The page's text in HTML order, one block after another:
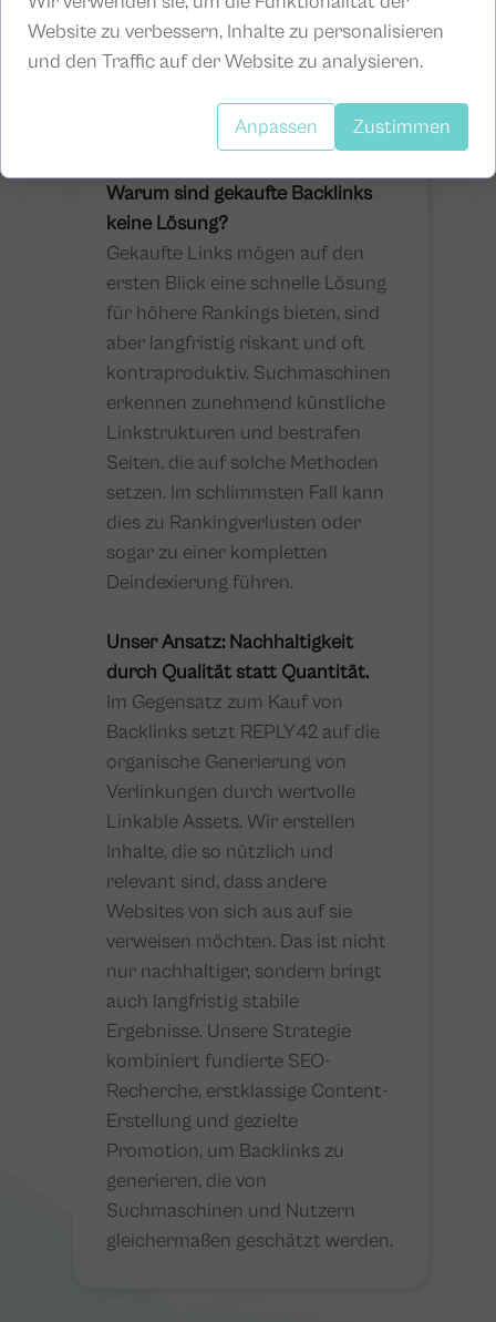
Sichtbarkeit, sondern ziehen
auch qualifizierten Traffic an, da
sie meist von relevanten und
themenverwandten Seiten
Warum sind gekaufte Backlinks
keine Lösung?
Gekaufte Links mögen auf den
ersten Blick eine schnelle Lösung
für höhere Rankings bieten, sind
aber langfristig riskant und oft
kontraproduktiv. Suchmaschinen
erkennen zunehmend künstliche
Linkstrukturen und bestrafen
Seiten, die auf solche Methoden
setzen. Im schlimmsten Fall kann
dies zu Rankingverlusten oder
sogar zu einer kompletten
Deindexierung führen.
Unser Ansatz: Nachhaltigkeit
durch Qualität statt Quantität.
Im Gegensatz zum Kauf von
Backlinks setzt REPLY42 auf die
organische Generierung von
Verlinkungen durch wertvolle
Linkable Assets. Wir erstellen
Inhalte, die so nützlich und
relevant sind, dass andere
Websites von sich aus auf sie
verweisen möchten. Das ist nicht
nur nachhaltiger, sondern bringt
auch langfristig stabile
Ergebnisse. Unsere Strategie
kombiniert fundierte SEO-
Recherche, erstklassige Content-
Erstellung und gezielte
Promotion, um Backlinks zu
generieren, die von
Suchmaschinen und Nutzern
gleichermaßen geschätzt werden​​​.
Website zu verbessern, Inhalte zu personalisieren
und den Traffic auf der Website zu analysieren.
Anpassen Zustimmen